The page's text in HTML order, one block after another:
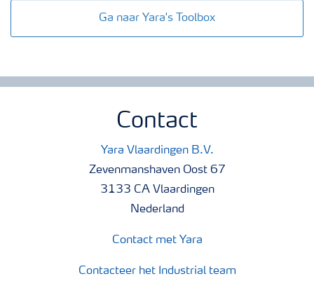
Ga naar Yara's Toolbox
Contact
Yara Vlaardingen B.V.
Zevenmanshaven Oost 67
3133 CA Vlaardingen
Nederland
Contact met Yara
Contacteer het Industrial team